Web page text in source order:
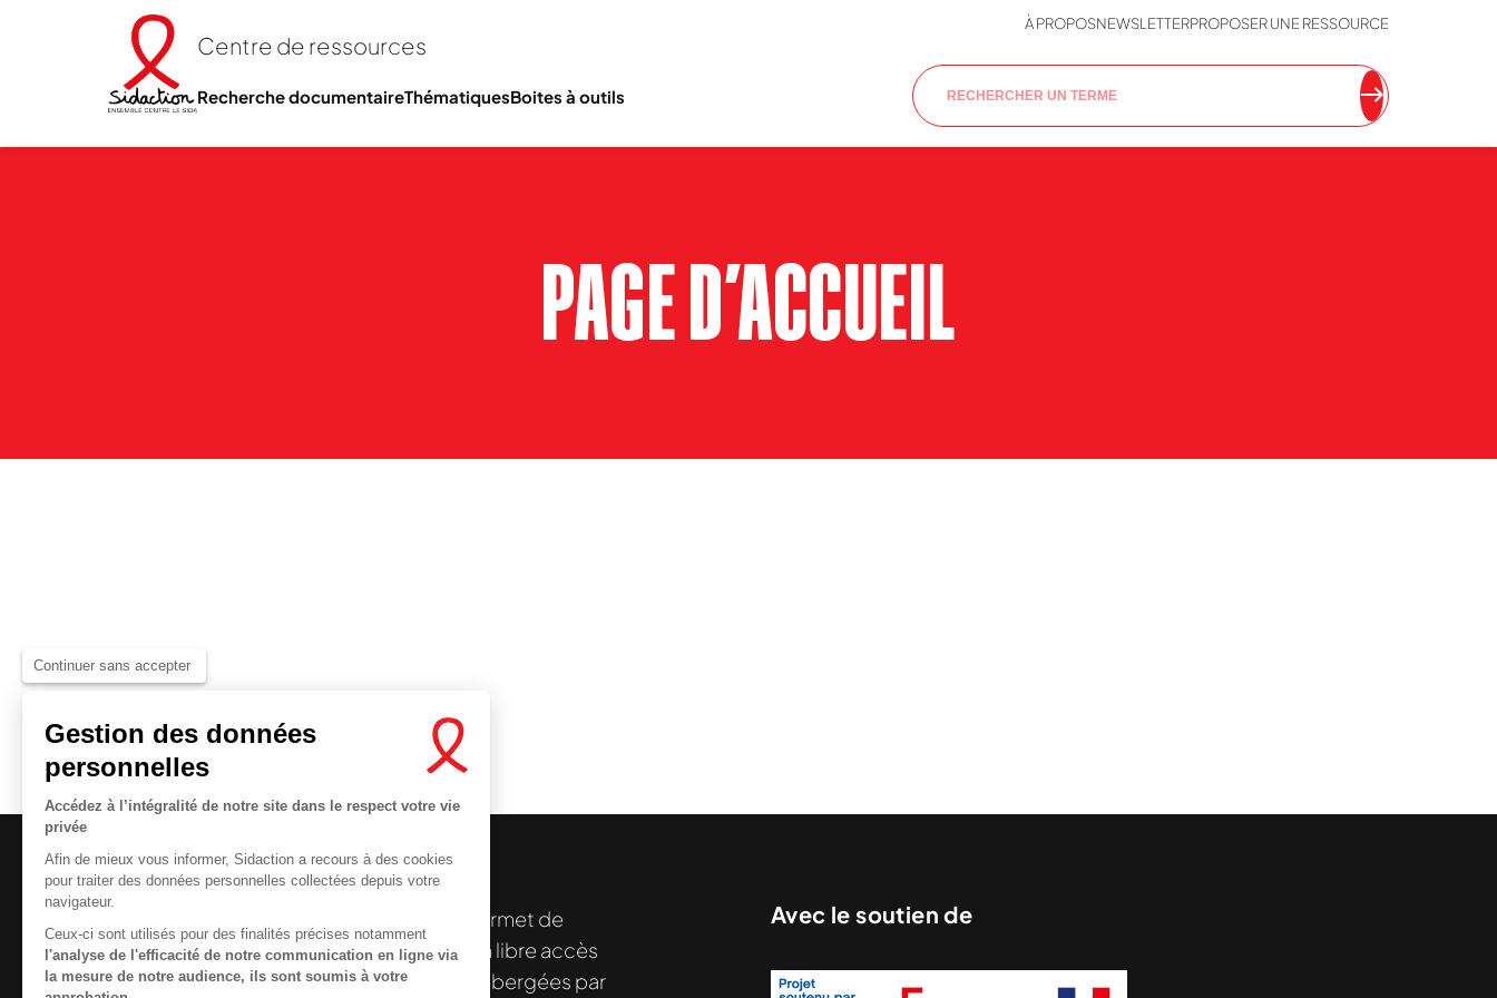
Continuer sans accepter
Gestion des données
personnelles
Accédez à l’intégralité de notre site dans le respect votre vie
privée
Afin de mieux vous informer, Sidaction a recours à des cookies
pour traiter des données personnelles collectées depuis votre
navigateur.
Ceux-ci sont utilisés pour des finalités précises notamment
l'analyse de l'efficacité de notre communication en ligne via
la mesure de notre audience, ils sont soumis à votre
Centre de ressources
À PROPOSNEWSLETTERPROPOSER UNE RESSOURCE
Recherche documentaireThématiquesBoites à outils
PAGE D’ACCUEIL
permet de
disposer de ressources francophones en libre accès
et gratuites sur leVIH/sida. À l’origine, hébergées par
Avec le soutien de